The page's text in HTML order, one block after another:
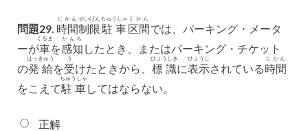
問題29. 時間
じかん
制限
せいげん
駐車
ちゅうしゃ
区間
くかん
では、パーキング・メータ
ーが車
くるま
を感知
かんち
したとき、またはパーキング・チケット
の発給
はっきゅう
を受
う
けたときから、 標識
ひょうしき
に表示
ひょうじ
されている時間
じかん
をこえて駐車
ちゅうしゃ
してはならない。
正解